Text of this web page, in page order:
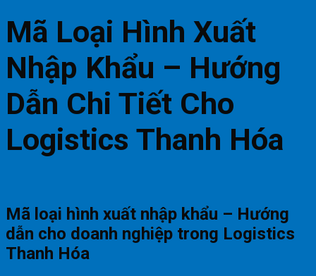
Mã Loại Hình Xuất
Nhập Khẩu – Hướng
Dẫn Chi Tiết Cho
Logistics Thanh Hóa
Mã loại hình xuất nhập khẩu – Hướng
dẫn cho doanh nghiệp trong Logistics
Thanh Hóa